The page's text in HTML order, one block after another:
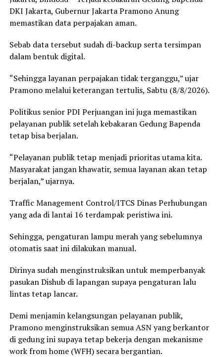
DKI Jakarta, Gubernur Jakarta Pramono Anung
memastikan data perpajakan aman.
Sebab data tersebut sudah di-backup serta tersimpan
dalam bentuk digital.
“Sehingga layanan perpajakan tidak terganggu,” ujar
Pramono melalui keterangan tertulis, Sabtu (8/8/2026).
Politikus senior PDI Perjuangan ini juga memastikan
pelayanan publik setelah kebakaran Gedung Bapenda
tetap bisa berjalan.
“Pelayanan publik tetap menjadi prioritas utama kita.
Masyarakat jangan khawatir, semua layanan akan tetap
berjalan,” ujarnya.
Traffic Management Control/ITCS Dinas Perhubungan
yang ada di lantai 16 terdampak peristiwa ini.
Sehingga, pengaturan lampu merah yang sebelumnya
otomatis saat ini dilakukan manual.
Dirinya sudah menginstruksikan untuk memperbanyak
pasukan Dishub di lapangan supaya pengaturan lalu
lintas tetap lancar.
Demi menjamin kelangsungan pelayanan publik,
Pramono menginstruksikan semua ASN yang berkantor
di gedung ini supaya tetap bekerja dengan mekanisme
work from home (WFH) secara bergantian.